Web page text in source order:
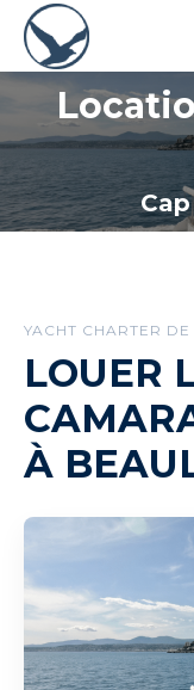
YACHT CHARTER
LOUER
À